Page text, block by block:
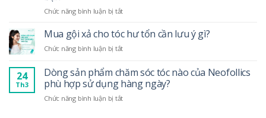
mồ
nhiều:
Hướng
dẫn
sóc
tóc
da
Chức năng bình luận bị tắtở
chăm
sóc
tóc
diện
từ
trong
ra
Mua gội xả cho tóc hư tổn cần lưu ý gì?
Chức năng bình luận bị tắtở
gội
xả
cho
tóc
24
Th3
Dòng sản phẩm chăm sóc tóc nào của Neofollics
phù hợp sử dụng hàng ngày?
Chức năng bình luận bị tắtở